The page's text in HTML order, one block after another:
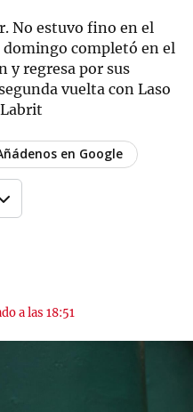
No estuvo fino en el
domingo completó en el
y regresa por sus
vuelta con Laso
a las 18:51
en Google